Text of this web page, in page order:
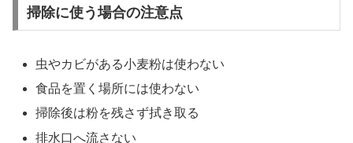
掃除に使う場合の注意点
虫やカビがある小麦粉は使わない
食品を置く場所には使わない
掃除後は粉を残さず拭き取る
排水口へ流さない